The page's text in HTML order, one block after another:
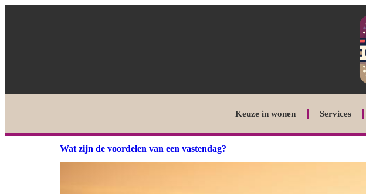
Keuze in wonen Services
Wat zijn de voordelen van een vastendag?